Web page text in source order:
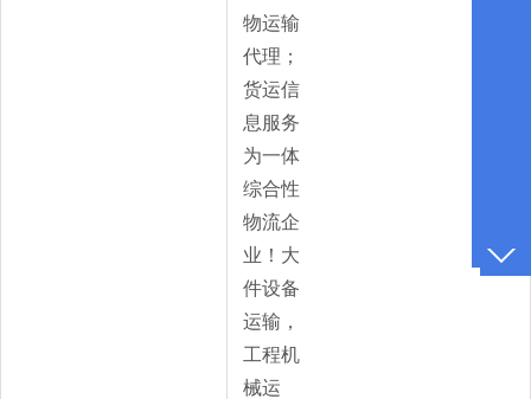
物运输
代理；
货运信
息服务
为一体
综合性
物流企
业！大
件设备
运输，
工程机
械运